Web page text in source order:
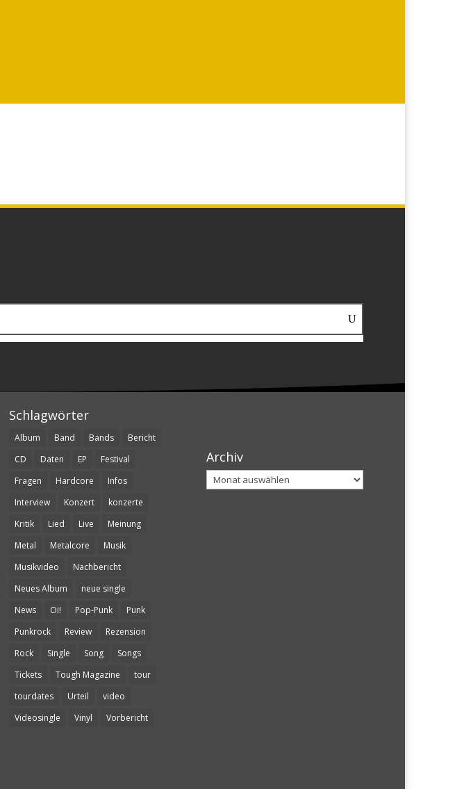
Schlagwörter
Album Band Bands
Bericht
CD
Daten EP
Festival
Fragen
Hardcore
Infos
Interview
Konzert
konzerte
Kritik
Lied Live
Meinung
Metal
Metalcore
Musik
Musikvideo
Nachbericht
Neues Album
neue single
News
Oi! Pop-Punk
Punk
Punkrock
Review
Rezension
Rock
Single Song
Songs
Tickets
Tough Magazine
tour
tourdates
Urteil
video
Videosingle
Vinyl Vorbericht
Archiv
Archiv